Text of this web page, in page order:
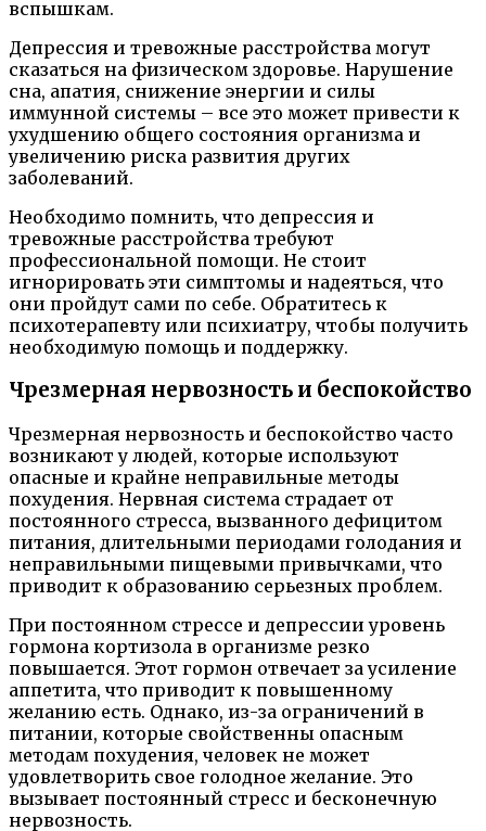
вспышкам.
Депрессия и тревожные расстройства могут
сказаться на физическом здоровье. Нарушение
сна, апатия, снижение энергии и силы
иммунной системы – все это может привести к
ухудшению общего состояния организма и
увеличению риска развития других
заболеваний.
Необходимо помнить, что депрессия и
тревожные расстройства требуют
профессиональной помощи. Не стоит
игнорировать эти симптомы и надеяться, что
они пройдут сами по себе. Обратитесь к
психотерапевту или психиатру, чтобы получить
необходимую помощь и поддержку.
Чрезмерная нервозность и беспокойство
Чрезмерная нервозность и беспокойство часто
возникают у людей, которые используют
опасные и крайне неправильные методы
похудения. Нервная система страдает от
постоянного стресса, вызванного дефицитом
питания, длительными периодами голодания и
неправильными пищевыми привычками, что
приводит к образованию серьезных проблем.
При постоянном стрессе и депрессии уровень
гормона кортизола в организме резко
повышается. Этот гормон отвечает за усиление
аппетита, что приводит к повышенному
желанию есть. Однако, из-за ограничений в
питании, которые свойственны опасным
методам похудения, человек не может
удовлетворить свое голодное желание. Это
вызывает постоянный стресс и бесконечную
нервозность.